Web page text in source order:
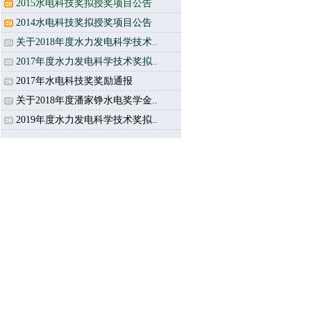
2015水电科技奖拟授奖项目公告
2014水电科技奖拟授奖项目公告
关于2018年度水力发电科学技术..
2017年度水力发电科学技术奖拟..
2017年水电科技奖奖励通报
关于2018年度潘家铮水电奖学金..
2019年度水力发电科学技术奖拟..